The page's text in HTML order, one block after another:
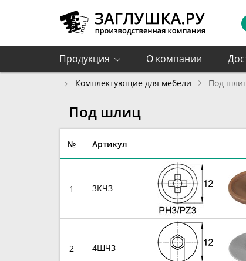
Продукция О компании
Комплектующие для мебели Под
Под шлиц
№ Артикул
1 3КЧЗ
2 4ШЧЗ